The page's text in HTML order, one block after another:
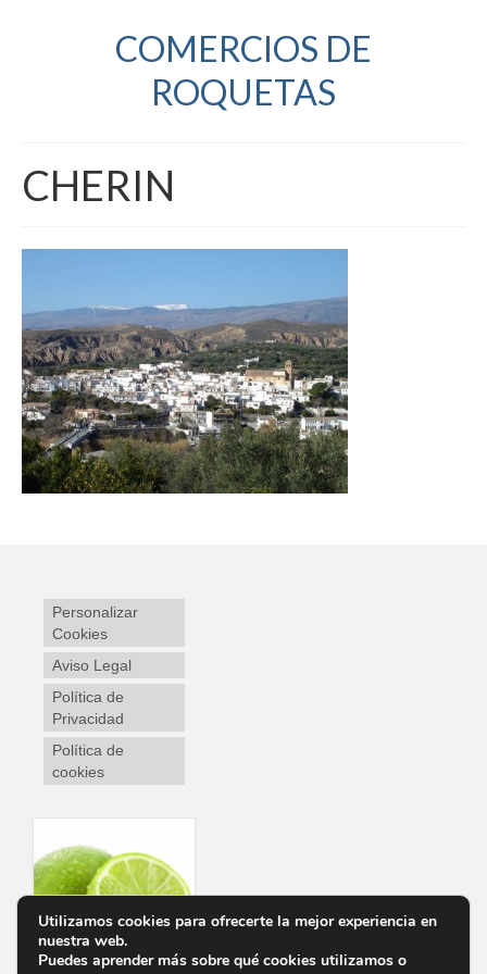
COMERCIOS DE
ROQUETAS
CHERIN
Personalizar
Cookies
Aviso Legal
Política de
Privacidad
Política de
cookies
Utilizamos cookies para ofrecerte la mejor experiencia en
nuestra web.
Puedes aprender más sobre qué cookies utilizamos o